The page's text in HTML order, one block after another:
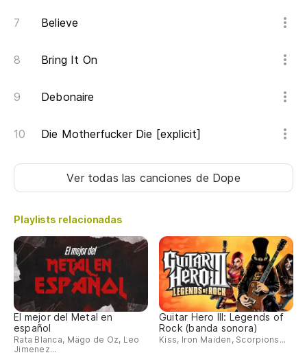
Believe
Bring It On
Debonaire
Die Motherfucker Die [explicit]
Ver todas las canciones de Dope
Playlists relacionadas
El mejor del Metal en
español
Rata Blanca, Mägo de Oz, Leo
Jimenez...
Guitar Hero III: Legends of
Rock (banda sonora)
Kiss, Iron Maiden, Scorpions...